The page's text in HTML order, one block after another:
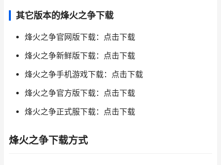
其它版本的烽火之争下载
烽火之争官网版下载：点击下载
烽火之争新鲜版下载：点击下载
烽火之争手机游戏下载：点击下载
烽火之争官方版下载：点击下载
烽火之争正式服下载：点击下载
烽火之争下载方式